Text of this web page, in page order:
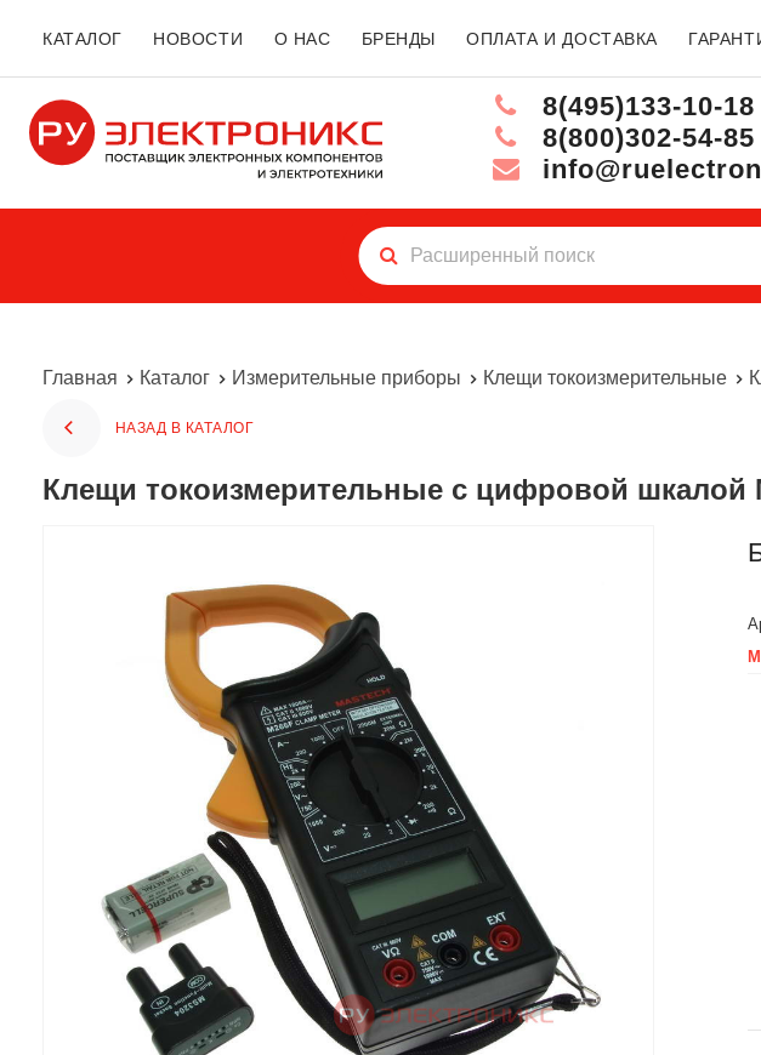
КАТАЛОГ НОВОСТИ О НАС БРЕНДЫ ОПЛАТА И ДОСТАВКА
8(495)133-10-18
8(800)302-54-85
Главная Каталог Измерительные приборы Клещи токоизмерительные
НАЗАД В КАТАЛОГ
Клещи токоизмерительные с цифровой шкалой